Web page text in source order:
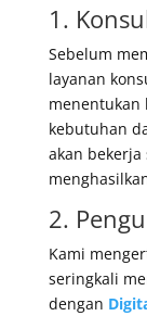
1.
Sebelum
layanan
menentukan
kebutuhan
akan
2.
Kami
seringkali
dengan